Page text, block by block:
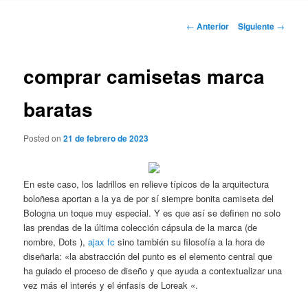
Navegación
← Anterior Siguiente →
comprar camisetas marca
baratas
Posted on21 de febrero de 2023
En este caso, los ladrillos en relieve típicos de la arquitectura
boloñesa aportan a la ya de por sí siempre bonita camiseta del
Bologna un toque muy especial. Y es que así se definen no solo
las prendas de la última colección cápsula de la marca (de
nombre, Dots ),ajax fc sino también su filosofía a la hora de
diseñarla: «la abstracción del punto es el elemento central que
ha guiado el proceso de diseño y que ayuda a contextualizar una
vez más el interés y el énfasis de Loreak «.